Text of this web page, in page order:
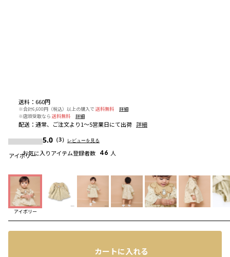
アイボリー
アイボリー
送料 ： 660円
※合計6,600円（税込）以上の購入で 送料無料
詳細
※店頭受取なら 送料無料 詳細
配送 ： 通常、ご注文より1～5営業日にて出荷 詳細
5.0 （3） レビューを見る
お気に入りアイテム登録者数 46 人
カートに入れる